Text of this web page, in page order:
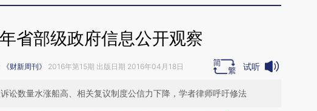
省部级政府信息公开观察
《财新周刊》 2016年第15期 出版日期 2016年04月18日 试听
讼数量水涨船高、相关复议制度公信力下降，学者律师呼吁修法